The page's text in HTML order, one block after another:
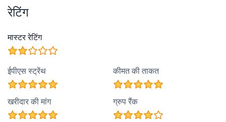
रेटिंग
मास्टर रेटिंग
ईपीएस स्ट्रेंथ कीमत की ताकत
खरीदार की मांग ग्रुप रैंक